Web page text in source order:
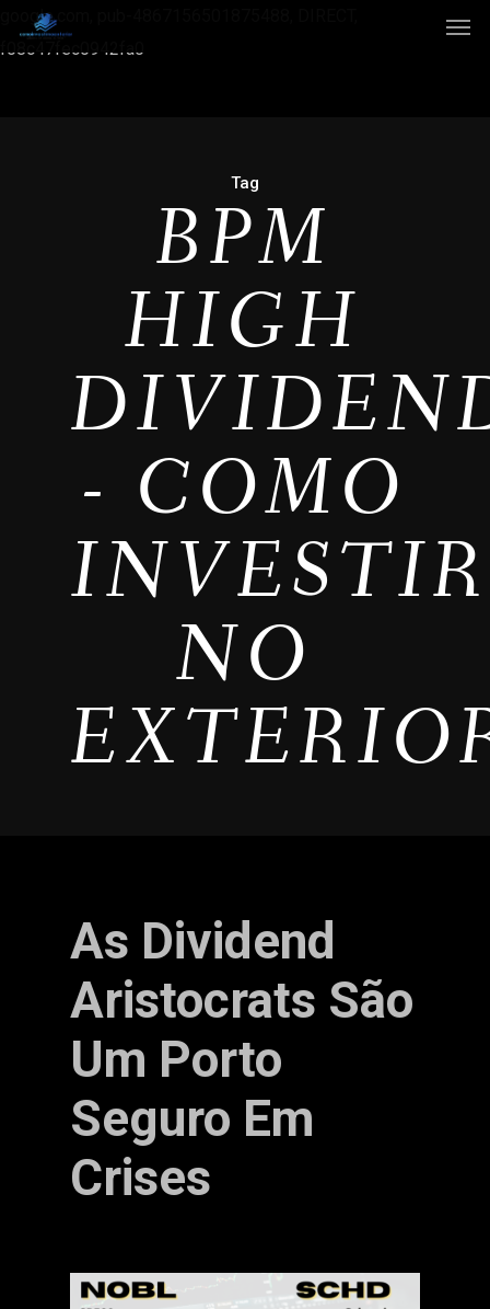
google.com, pub-4867156501875488, DIRECT,
f08c47fec0942fa0
Tag
BPM
HIGH
- COMO
INVESTIR
NO
As Dividend
Aristocrats São
Um Porto
Seguro Em
Crises